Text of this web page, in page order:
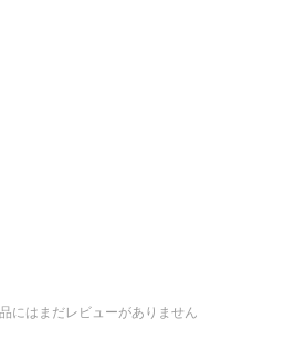
にはまだレビューがありません